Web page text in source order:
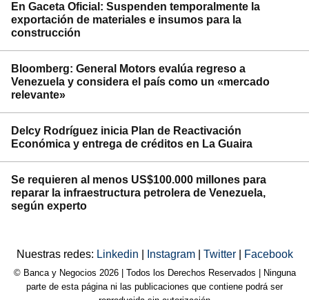
En Gaceta Oficial: Suspenden temporalmente la
exportación de materiales e insumos para la
construcción
Bloomberg: General Motors evalúa regreso a
Venezuela y considera el país como un «mercado
relevante»
Delcy Rodríguez inicia Plan de Reactivación
Económica y entrega de créditos en La Guaira
Se requieren al menos US$100.000 millones para
reparar la infraestructura petrolera de Venezuela,
según experto
Nuestras redes: Linkedin Instagram Twitter Facebook
© Banca y Negocios 2026 | Todos los Derechos Reservados | Ninguna
parte de esta página ni las publicaciones que contiene podrá ser